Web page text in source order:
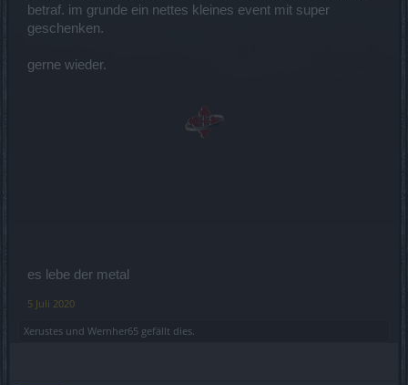
betraf. im grunde ein nettes kleines event mit super
geschenken.
gerne wieder.
es lebe der metal
5 Juli 2020
Xerustes und Wernher65 gefällt dies.